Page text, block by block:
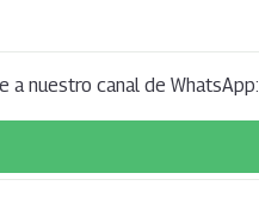
a nuestro canal de WhatsApp: